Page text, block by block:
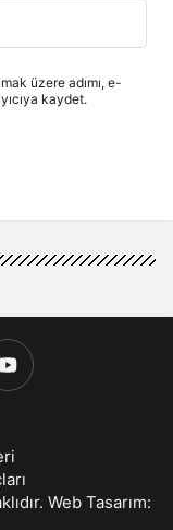
üzere adımı, e-
kaydet.
Web Tasarım: